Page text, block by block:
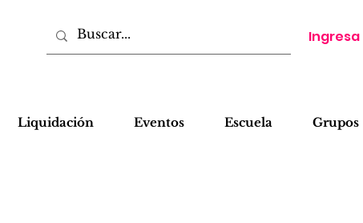
Ingresa
Liquidación Eventos Escuela Grupos